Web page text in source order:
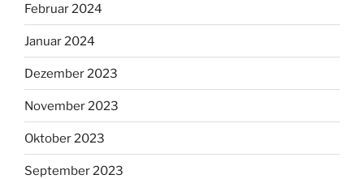
Februar 2024
Januar 2024
Dezember 2023
November 2023
Oktober 2023
September 2023